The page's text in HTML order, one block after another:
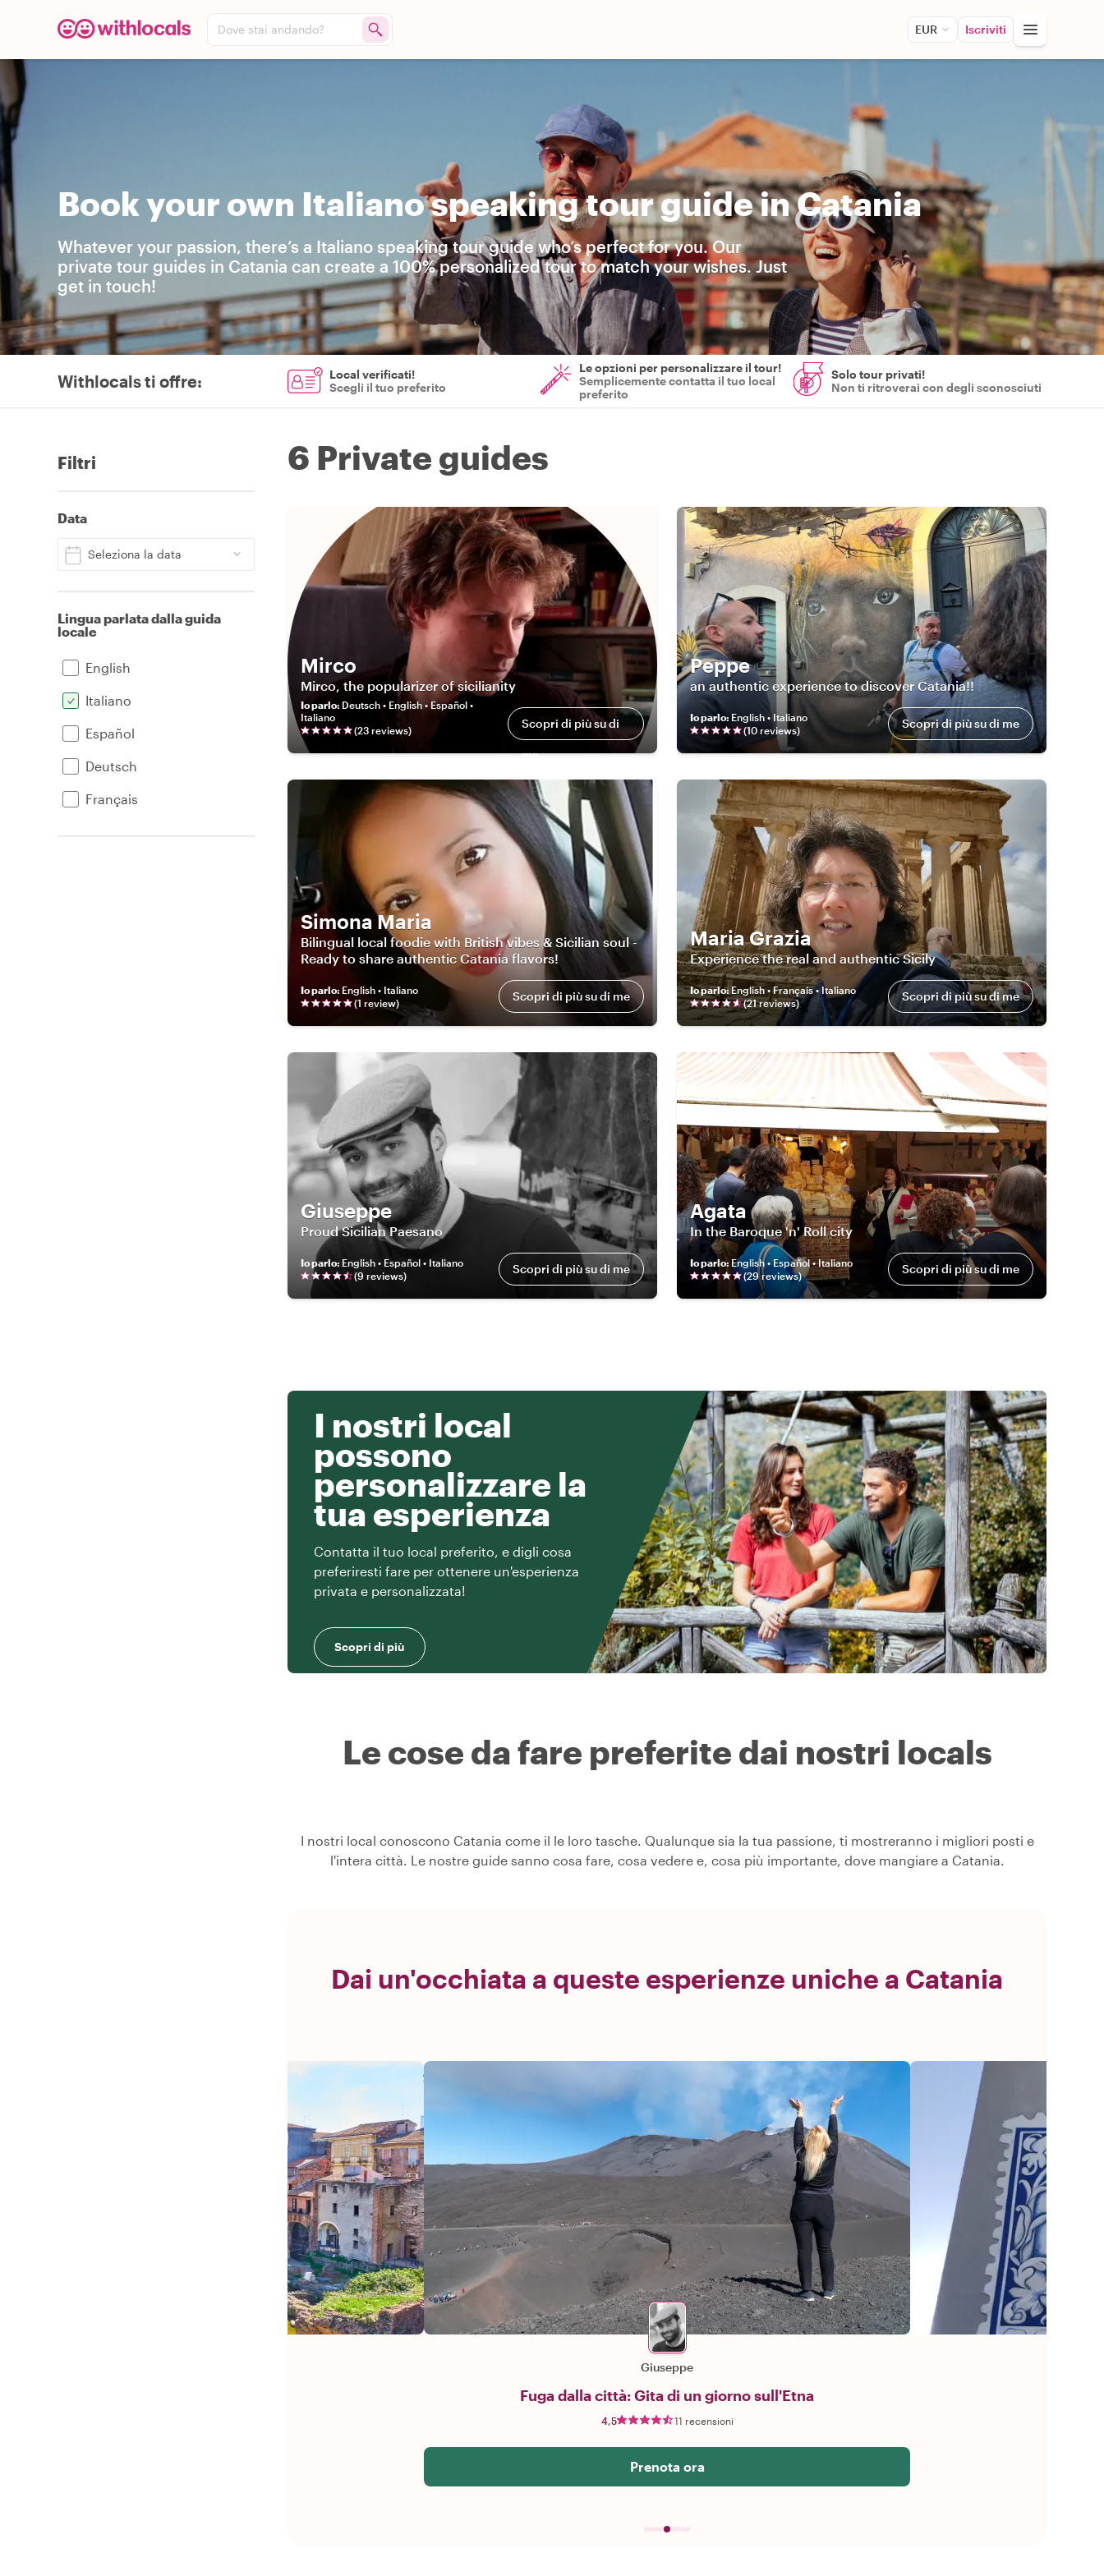
Dove stai andando? EUR Iscriviti
Book your own Italiano speaking tour guide in Catania
Whatever your passion, there’s a Italiano speaking tour guide who’s perfect for you. Our
private tour guides in Catania can create a 100% personalized tour to match your wishes. Just
get in touch!
Withlocals ti offre:
Local verificati!
Scegli il tuo preferito
Le opzioni per personalizzare il tour!
Semplicemente contatta il tuo local
preferito
Solo tour privati!
Non ti ritroverai con degli sconosciuti
Filtri
Data
Seleziona la data
Lingua parlata dalla guida
locale
English
Italiano
Español
Deutsch
Français
6 Private guides
Mirco
Mirco, the popularizer of sicilianity
Io parlo: Deutsch • English • Español •
Italiano
(23 reviews) Scopri di più su di
me
Peppe
an authentic experience to discover Catania!!
Io parlo: English • Italiano
(10 reviews) Scopri di più su di me
Simona Maria
Bilingual local foodie with British vibes & Sicilian soul -
Ready to share authentic Catania flavors!
Io parlo: English • Italiano
(1 review) Scopri di più su di me
Maria Grazia
Experience the real and authentic Sicily
Io parlo: English • Français • Italiano
(21reviews) Scopri di più su di me
Giuseppe
Proud Sicilian Paesano
Io parlo: English • Español • Italiano
(9 reviews) Scopri di più su di me
Agata
In the Baroque 'n' Roll city
Io parlo: English • Español • Italiano
(29reviews) Scopri di più su di me
I nostri local
possono
personalizzare la
tua esperienza
Contatta il tuo local preferito, e digli cosa
preferiresti fare per ottenere un'esperienza
privata e personalizzata!
Scopri di più
Le cose da fare preferite dai nostri locals
I nostri local conoscono Catania come il le loro tasche. Qualunque sia la tua passione, ti mostreranno i migliori posti e
l'intera città. Le nostre guide sanno cosa fare, cosa vedere e, cosa più importante, dove mangiare a Catania.
Dai un'occhiata a queste esperienze uniche a Catania
Giuseppe
Fuga dalla città: Gita di un giorno sull'Etna
4,5 11 recensioni
Prenota ora